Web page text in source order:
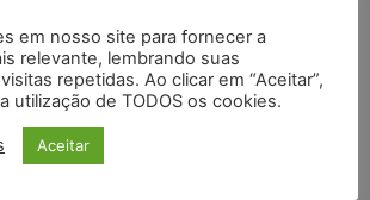
em nosso site para fornecer a
relevante, lembrando suas
repetidas. Ao clicar em “Aceitar”,
utilização de TODOS os cookies.
Aceitar